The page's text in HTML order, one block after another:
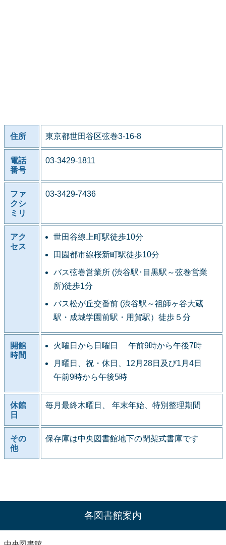
住所 東京都世田谷区弦巻3-16-8
電話
番号
03-3429-1811
ファ
クシ
ミリ
03-3429-7436
アク
セス
世田谷線上町駅徒歩10分
田園都市線桜新町駅徒歩10分
バス弦巻営業所 (渋谷駅･目黒駅～弦巻営業
所)徒歩1分
バス松が丘交番前 (渋谷駅～祖師ヶ谷大蔵
駅・成城学園前駅・用賀駅）徒歩５分
開館
時間
火曜日から日曜日 午前9時から午後7時
月曜日、祝・休日、12月28日及び1月4日
午前9時から午後5時
休館
日
毎月最終木曜日、 年末年始、特別整理期間
その
他
保存庫は中央図書館地下の閉架式書庫です
各図書館案内